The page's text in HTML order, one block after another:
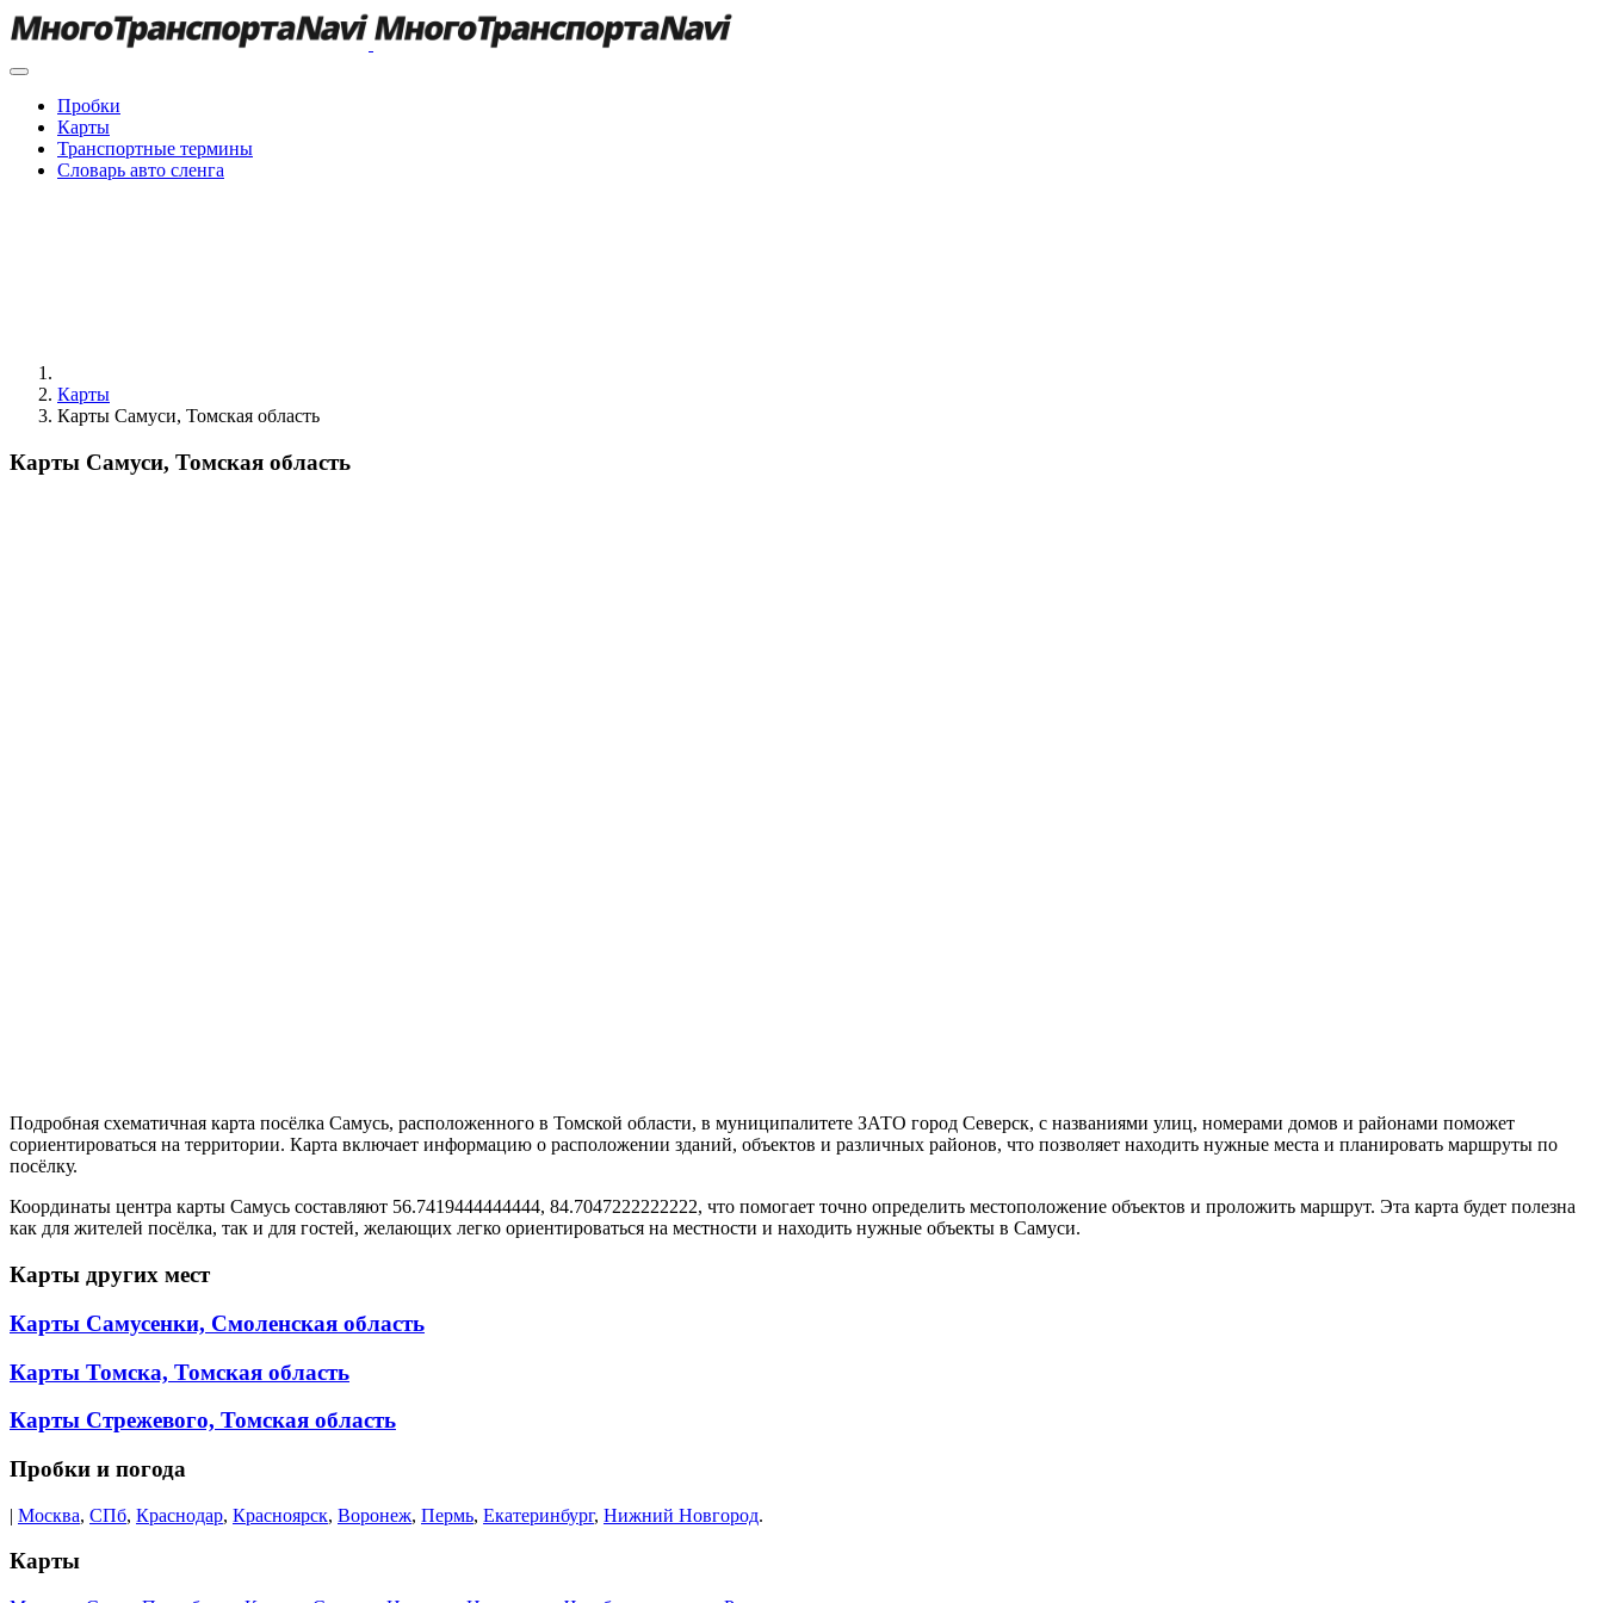
Пробки
Карты
Транспортные термины
Словарь авто сленга
Карты
Карты Самуси, Томская область
Карты Самуси, Томская область
Подробная схематичная карта посёлка Самусь, расположенного в Томской области, в муниципалитете ЗАТО город Северск, с названиями улиц, номерами домов и районами поможет
сориентироваться на территории. Карта включает информацию о расположении зданий, объектов и различных районов, что позволяет находить нужные места и планировать маршруты по
посёлку.
Координаты центра карты Самусь составляют 56.7419444444444, 84.7047222222222, что помогает точно определить местоположение объектов и проложить маршрут. Эта карта будет полезна
как для жителей посёлка, так и для гостей, желающих легко ориентироваться на местности и находить нужные объекты в Самуси.
Карты других мест
Карты Самусенки, Смоленская область
Карты Томска, Томская область
Карты Стрежевого, Томская область
Пробки и погода
| Москва, СПб, Краснодар, Красноярск, Воронеж, Пермь, Екатеринбург, Нижний Новгород.
Карты